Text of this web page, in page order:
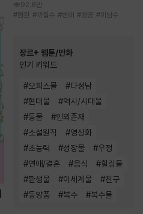
92.8만
#혐관 #까칠수 #변태 #광공 #미남수
장르+ 웹툰/만화
인기 키워드
#오피스물 #다정남
#현대물 #역사/시대물
#동물 #인외존재
#소설원작 #영상화
#초능력 #성장물 #우정
#연애/결혼 #음식 #힐링물
#환생물 #이세계물 #친구
#동양풍 #복수 #복수물